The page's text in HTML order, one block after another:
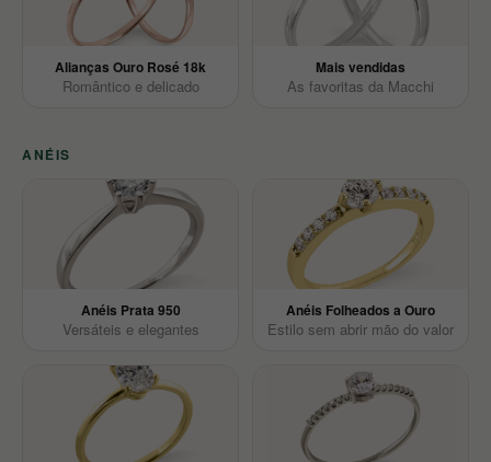
Alianças Ouro Rosé 18k
Romântico e delicado
Mais vendidas
As favoritas da Macchi
ANÉIS
Anéis Prata 950
Versáteis e elegantes
Anéis Folheados a Ouro
Estilo sem abrir mão do valor